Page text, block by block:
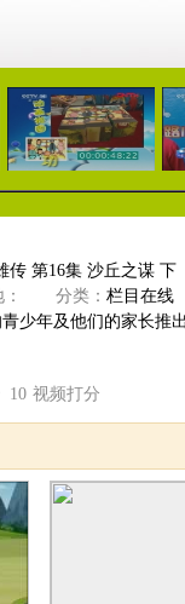
06:26
传 第16集 沙丘之谋 下
分类： 栏目在线
少年及他们的家长推
10 视频打分